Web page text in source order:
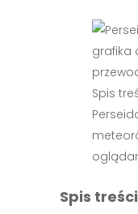
Spis
Spis treści